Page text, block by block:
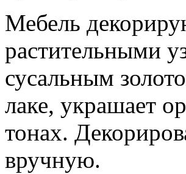
Мебель
растительными
сусальным
лаке, украшает
тонах.
вручную.